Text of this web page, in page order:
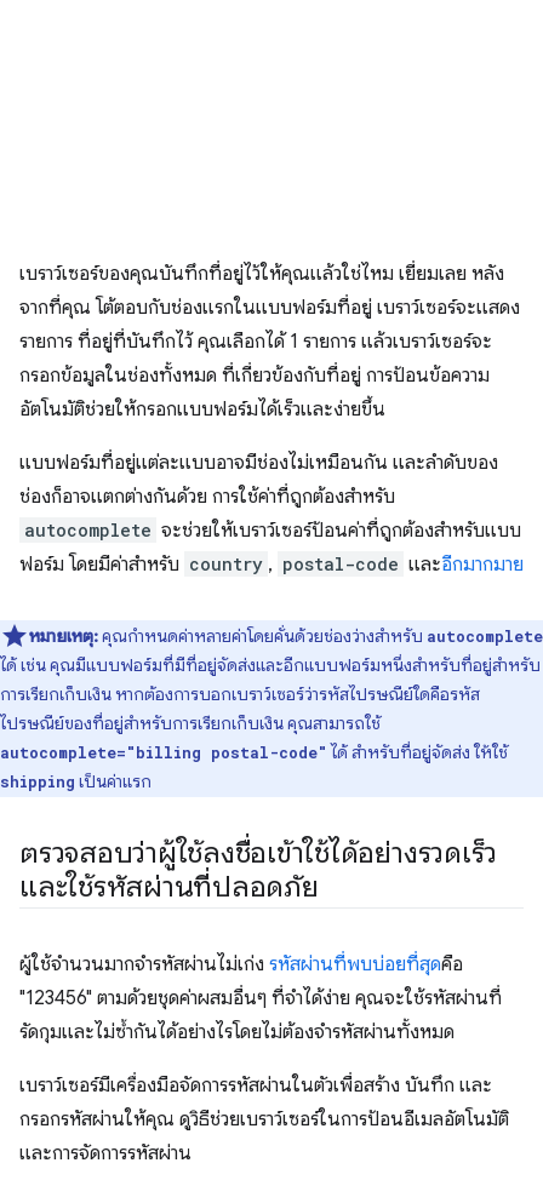
เบราว์เซอร์ของคุณบันทึกที่อยู่ไว้ให้คุณแล้วใช่ไหม เยี่ยมเลย หลัง
จากที่คุณ โต้ตอบกับช่องแรกในแบบฟอร์มที่อยู่ เบราว์เซอร์จะแสดง
รายการ ที่อยู่ที่บันทึกไว้ คุณเลือกได้ 1 รายการ แล้วเบราว์เซอร์จะ
กรอกข้อมูลในช่องทั้งหมด ที่เกี่ยวข้องกับที่อยู่ การป้อนข้อความ
อัตโนมัติช่วยให้กรอกแบบฟอร์มได้เร็วและง่ายขึ้น
แบบฟอร์มที่อยู่แต่ละแบบอาจมีช่องไม่เหมือนกัน และลำดับของ
ช่องก็อาจแตกต่างกันด้วย การใช้ค่าที่ถูกต้องสำหรับ
autocomplete จะช่วยให้เบราว์เซอร์ป้อนค่าที่ถูกต้องสำหรับแบบ
ฟอร์ม โดยมีค่าสำหรับ country , postal-code และอีกมากมาย
หมายเหตุ:คุณกำหนดค่าหลายค่าโดยคั่นด้วยช่องว่างสำหรับ autocomplete
ได้ เช่น คุณมีแบบฟอร์มที่มีที่อยู่จัดส่งและอีกแบบฟอร์มหนึ่งสำหรับที่อยู่สำหรับ
การเรียกเก็บเงิน หากต้องการบอกเบราว์เซอร์ว่ารหัสไปรษณีย์ใดคือรหัส
ไปรษณีย์ของที่อยู่สำหรับการเรียกเก็บเงิน คุณสามารถใช้
autocomplete="billing postal-code" ได้ สำหรับที่อยู่จัดส่ง ให้ใช้
shipping เป็นค่าแรก
ตรวจสอบว่าผู้ใช้ลงชื่อเข้าใช้ได้อย่างรวดเร็ว
และใช้รหัสผ่านที่ปลอดภัย
ผู้ใช้จำนวนมากจำรหัสผ่านไม่เก่ง รหัสผ่านที่พบบ่อยที่สุดคือ
"123456" ตามด้วยชุดค่าผสมอื่นๆ ที่จำได้ง่าย คุณจะใช้รหัสผ่านที่
รัดกุมและไม่ซ้ำกันได้อย่างไรโดยไม่ต้องจำรหัสผ่านทั้งหมด
เบราว์เซอร์มีเครื่องมือจัดการรหัสผ่านในตัวเพื่อสร้าง บันทึก และ
กรอกรหัสผ่านให้คุณ ดูวิธีช่วยเบราว์เซอร์ในการป้อนอีเมลอัตโนมัติ
และการจัดการรหัสผ่าน